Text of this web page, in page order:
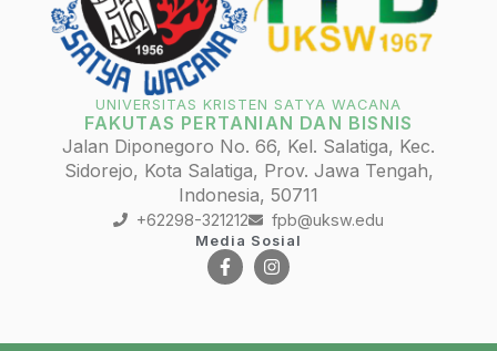
UNIVERSITAS KRISTEN SATYA WACANA
FAKUTAS PERTANIAN DAN BISNIS
Jalan Diponegoro No. 66, Kel. Salatiga, Kec.
Sidorejo, Kota Salatiga, Prov. Jawa Tengah,
Indonesia, 50711
+62298-321212 fpb@uksw.edu
Media Sosial